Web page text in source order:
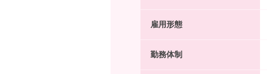
雇用形態
勤務体制